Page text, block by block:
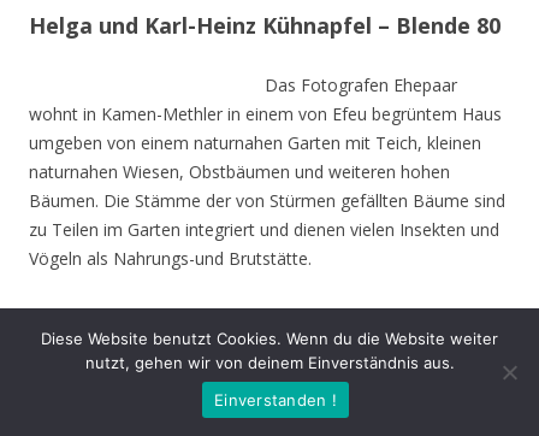
Helga und Karl-Heinz Kühnapfel – Blende 80
Das Fotografen Ehepaar
wohnt in Kamen-Methler in einem von Efeu begrüntem Haus
umgeben von einem naturnahen Garten mit Teich, kleinen
naturnahen Wiesen, Obstbäumen und weiteren hohen
Bäumen. Die Stämme der von Stürmen gefällten Bäume sind
zu Teilen im Garten integriert und dienen vielen Insekten und
Vögeln als Nahrungs-und Brutstätte.
Jahrzehnten für den Natur- und Umweltschutz nein.
Die Naturfotos sind in den letzten drei Jahren entstanden und
Diese Website benutzt Cookies. Wenn du die Website weiter
nutzt, gehen wir von deinem Einverständnis aus.
Einverstanden !